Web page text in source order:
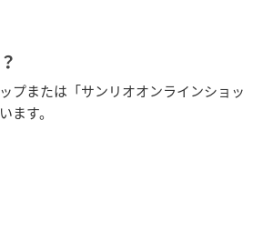
プまたは「サンリオオンラインショッ
ます。